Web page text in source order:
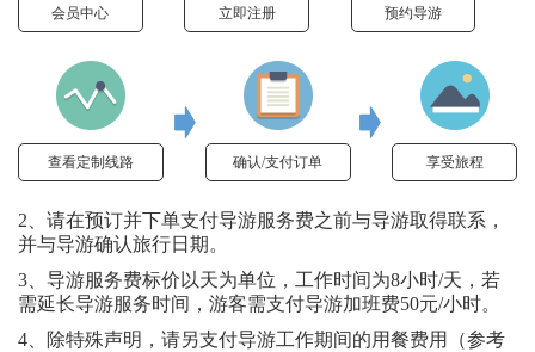
会员中心 立即注册 预约导游
查看定制线路 确认/支付订单 享受旅程
2、请在预订并下单支付导游服务费之前与导游取得联系，
并与导游确认旅行日期。
3、导游服务费标价以天为单位，工作时间为8小时/天，若
需延长导游服务时间，游客需支付导游加班费50元/小时。
4、除特殊声明，请另支付导游工作期间的用餐费用（参考